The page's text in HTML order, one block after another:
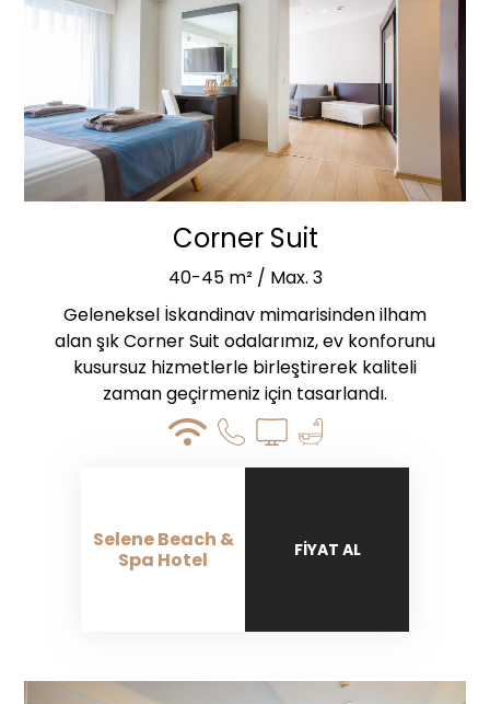
Corner Suit
40-45 m² / Max. 3
Geleneksel İskandinav mimarisinden ilham
alan şık Corner Suit odalarımız, ev konforunu
kusursuz hizmetlerle birleştirerek kaliteli
zaman geçirmeniz için tasarlandı.
Selene Beach &
Spa Hotel
FIYAT AL